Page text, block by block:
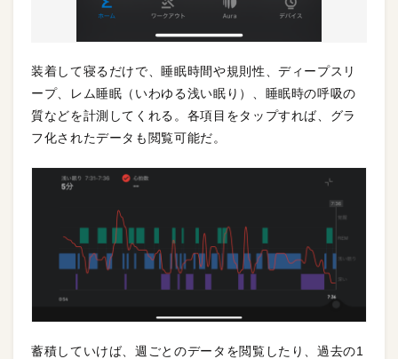
装着して寝るだけで、睡眠時間や規則性、ディープスリ
ープ、レム睡眠（いわゆる浅い眠り）、睡眠時の呼吸の
質などを計測してくれる。各項目をタップすれば、グラ
フ化されたデータも閲覧可能だ。
蓄積していけば、週ごとのデータを閲覧したり、過去の1